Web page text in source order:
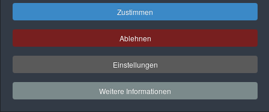
Zustimmen
Ablehnen
Einstellungen
Weitere Informationen